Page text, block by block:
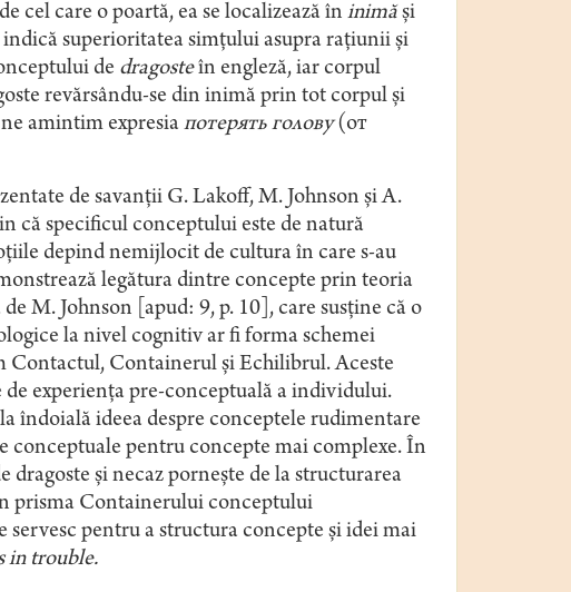
cel care o poartă, ea se localizează în inimăşi
superioritatea simţului asupra raţiunii şi
de dragosteîn engleză, iar corpul
revărsându-se din inimă prin tot corpul și
amintim expresia потерять голову(от
de savanţii G. Lakoff, M. Johnson şi A.
că specificul conceptului este de natură
depind nemijlocit de cultura în care s-au
legătura dintre concepte prin teoria
M. Johnson [apud: 9, p. 10], care susţine că o
la nivel cognitiv ar fi forma schemei
Contactul, Containerul şi Echilibrul. Aceste
experienţa pre-conceptuală a individului.
îndoială ideea despre conceptele rudimentare
pentru concepte mai complexe. În
şi necaz pornește de la structurarea
prisma Сontainerului conceptului
pentru a structura concepte şi idei mai
in trouble.